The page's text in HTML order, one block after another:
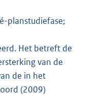
planstudiefase;
Het betreft de
van de
de in het
(2009)